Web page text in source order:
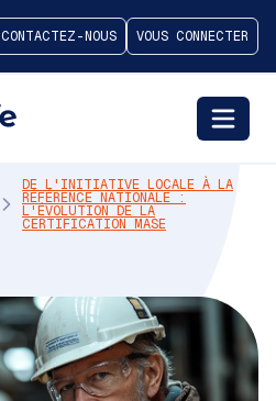
CONTACTEZ-NOUS VOUS CONNECTER
DE L'INITIATIVE LOCALE À LA
RÉFÉRENCE NATIONALE :
L'ÉVOLUTION DE LA
CERTIFICATION MASE